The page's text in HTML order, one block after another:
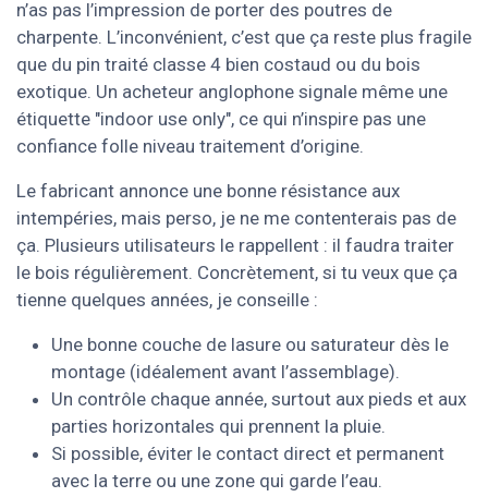
n’as pas l’impression de porter des poutres de
charpente. L’inconvénient, c’est que ça reste plus fragile
que du pin traité classe 4 bien costaud ou du bois
exotique. Un acheteur anglophone signale même une
étiquette "indoor use only", ce qui n’inspire pas une
confiance folle niveau traitement d’origine.
Le fabricant annonce une bonne résistance aux
intempéries, mais perso, je ne me contenterais pas de
ça. Plusieurs utilisateurs le rappellent : il faudra traiter
le bois régulièrement. Concrètement, si tu veux que ça
tienne quelques années, je conseille :
Une bonne couche de lasure ou saturateur dès le
montage (idéalement avant l’assemblage).
Un contrôle chaque année, surtout aux pieds et aux
parties horizontales qui prennent la pluie.
Si possible, éviter le contact direct et permanent
avec la terre ou une zone qui garde l’eau.